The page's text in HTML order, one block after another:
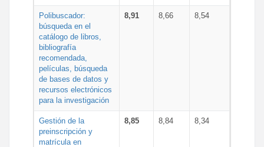
Polibuscador:
búsqueda en el
catálogo de libros,
bibliografía
recomendada,
películas, búsqueda
de bases de datos y
recursos electrónicos
para la investigación
8,91 8,66 8,54
Gestión de la
preinscripción y
matrícula en
8,85 8,84 8,34